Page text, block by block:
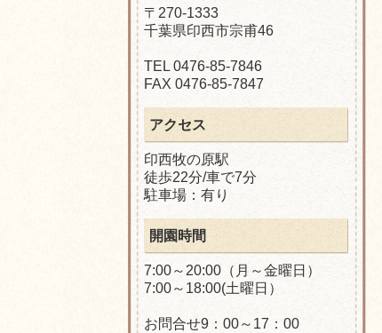
〒270-1333
千葉県印西市宗甫46
TEL 0476-85-7846
FAX 0476-85-7847
アクセス
印西牧の原駅
徒歩22分/車で7分
駐車場：有り
開園時間
7:00～20:00（月～金曜日）
7:00～18:00(土曜日）
お問合せ9：00～17：00